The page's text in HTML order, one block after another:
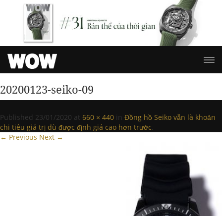
20200123-seiko-09
Published 23/01/2020 at 660 × 440 in Đồng hồ Seiko vẫn là khoản
chi tiêu giá trị dù được định giá cao hơn trước.
← Previous Next →